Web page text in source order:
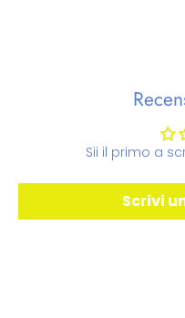
Sii il primo a
Scrivi